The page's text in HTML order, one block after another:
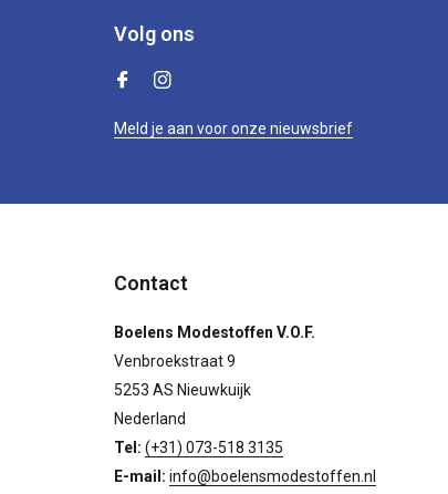
Volg ons
Meld je aan voor onze nieuwsbrief
Contact
Boelens Modestoffen V.O.F.
Venbroekstraat 9
5253 AS Nieuwkuijk
Nederland
Tel: (+31) 073-518 3135
E-mail: info@boelensmodestoffen.nl